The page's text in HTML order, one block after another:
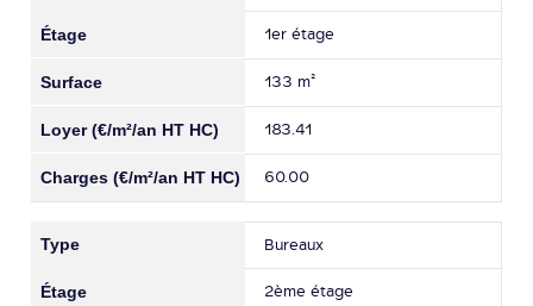
1er étage
133 m²
183.41
60.00
Bureaux
2ème étage